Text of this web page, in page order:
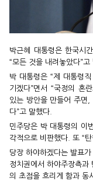
박근혜 대통령은 한국시
“모든 것을 내려놓았다”
박 대통령은 “제 대통령
기겠다”면서 “국정의 혼
있는 방안을 만들어 주면
다”고 말했다.
민주당은 박 대통령의 이
각적으로 비판했다. 또 “
당장 하야하겠다는 발표
정치권에서 하야주장측과
의 초점을 흐리게 함과 동